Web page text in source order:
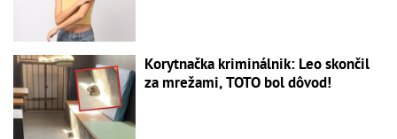
Korytnačka kriminálnik: Leo skončil
za mrežami, TOTO bol dôvod!